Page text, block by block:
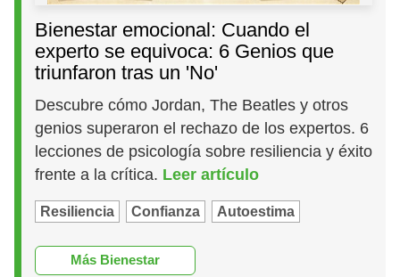
Bienestar emocional: Cuando el
experto se equivoca: 6 Genios que
triunfaron tras un 'No'
Descubre cómo Jordan, The Beatles y otros
genios superaron el rechazo de los expertos. 6
lecciones de psicología sobre resiliencia y éxito
frente a la crítica. Leer artículo
Resiliencia Confianza Autoestima
Más Bienestar